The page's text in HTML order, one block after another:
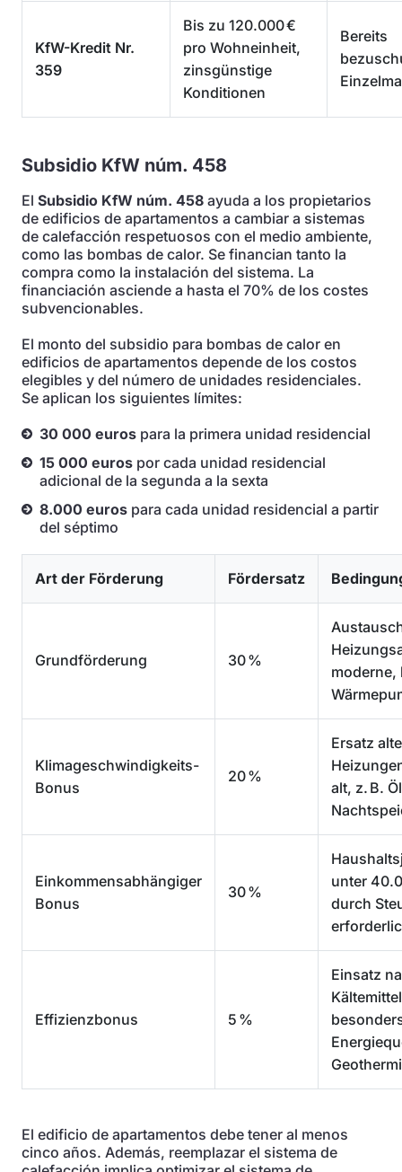
KfW-Kredit Nr.
359
Bis zu 120.000 €
pro Wohneinheit,
zinsgünstige
Konditionen
Bereits
Subsidio KfW núm. 458
El Subsidio KfW núm. 458 ayuda a los propietarios
de edificios de apartamentos a cambiar a sistemas
de calefacción respetuosos con el medio ambiente,
como las bombas de calor. Se financian tanto la
compra como la instalación del sistema. La
financiación asciende a hasta el 70% de los costes
subvencionables.
El monto del subsidio para bombas de calor en
edificios de apartamentos depende de los costos
elegibles y del número de unidades residenciales.
Se aplican los siguientes límites:
30 000 euros para la primera unidad residencial
15 000 euros por cada unidad residencial
adicional de la segunda a la sexta
8.000 euros para cada unidad residencial a partir
del séptimo
Art der Förderung Fördersatz
Grundförderung 30 %
moderne,
Klimageschwindigkeits-
Bonus
20 %
Ersatz
alt, z. B.
Einkommensabhängiger
Bonus
30 %
unter
durch
Effizienzbonus 5 %
Einsatz
El edificio de apartamentos debe tener al menos
cinco años. Además, reemplazar el sistema de